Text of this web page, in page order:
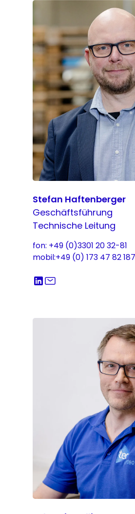
Stefan Haftenberger
Geschäftsführung
Technische Leitung
fon: +49 (0)3301 20 32-81
mobil:+49 (0) 173 47 82 187